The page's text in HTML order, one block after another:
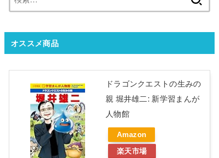
索:
オススメ商品
ドラゴンクエストの生みの
親 堀井雄二: 新学習まんが
人物館
Amazon
楽天市場